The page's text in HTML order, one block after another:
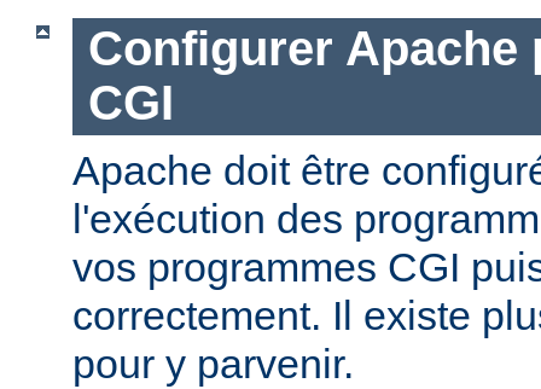
Configurer Apache
CGI
Apache doit être
l'exécution des
vos programmes CGI
correctement. Il existe
pour y parvenir.